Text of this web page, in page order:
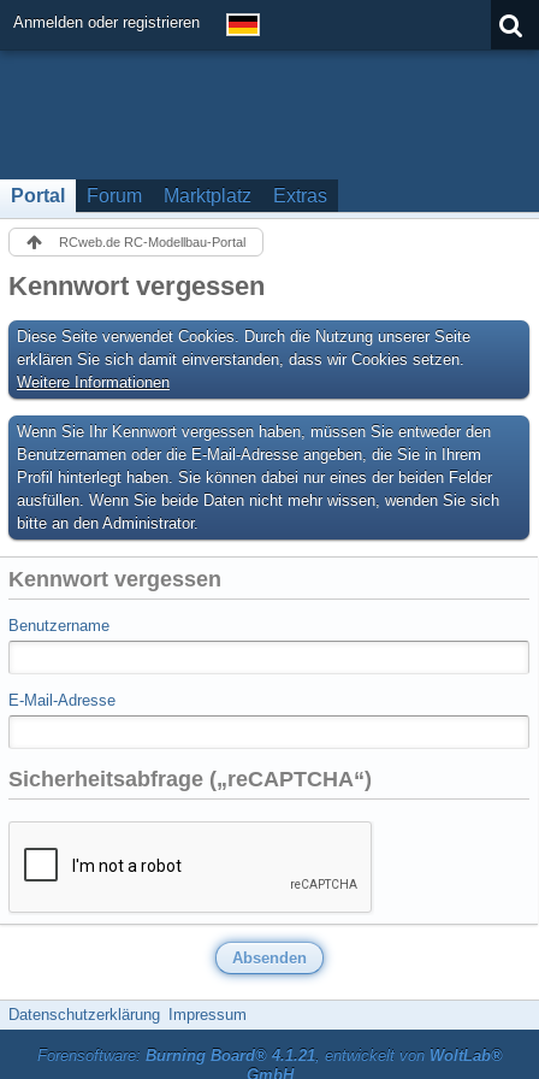
Anmelden oder registrieren
Portal Forum Marktplatz Extras
RCweb.de RC-Modellbau-Portal
Kennwort vergessen
Diese Seite verwendet Cookies. Durch die Nutzung unserer Seite
erklären Sie sich damit einverstanden, dass wir Cookies setzen.
Weitere Informationen
Wenn Sie Ihr Kennwort vergessen haben, müssen Sie entweder den
Benutzernamen oder die E-Mail-Adresse angeben, die Sie in Ihrem
Profil hinterlegt haben. Sie können dabei nur eines der beiden Felder
ausfüllen. Wenn Sie beide Daten nicht mehr wissen, wenden Sie sich
bitte an den Administrator.
Kennwort vergessen
Benutzername
E-Mail-Adresse
Sicherheitsabfrage („reCAPTCHA“)
Datenschutzerklärung Impressum
Forensoftware: Burning Board® 4.1.21, entwickelt von WoltLab®
GmbH